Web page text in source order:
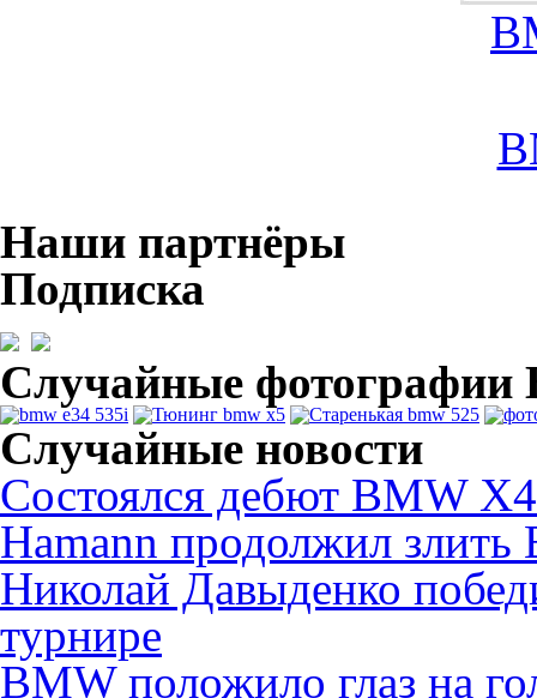
Наши партнёры
Подписка
Случайные фотографии
Случайные новости
Состоялся дебют BMW X4
Hamann продолжил
Николай Давыденко
турнире
BMW положило глаз на